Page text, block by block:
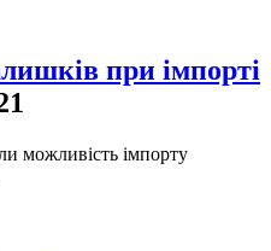
при імпорті
можливість імпорту